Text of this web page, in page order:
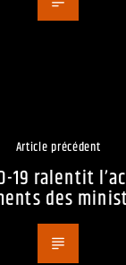
Article précédent
19 ralentit
des